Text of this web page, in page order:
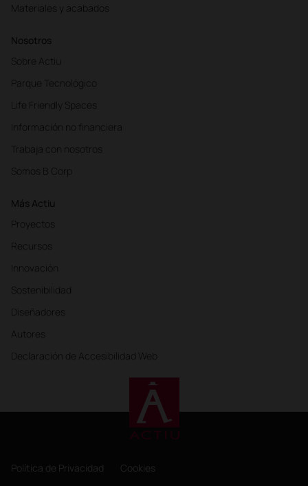
Materiales y acabados
Nosotros
Sobre Actiu
Parque Tecnológico
Life Friendly Spaces
Información no financiera
Trabaja con nosotros
Somos B Corp
Más Actiu
Proyectos
Recursos
Innovación
Sostenibilidad
Diseñadores
Autores
Declaración de Accesibilidad Web
Política de Privacidad Cookies